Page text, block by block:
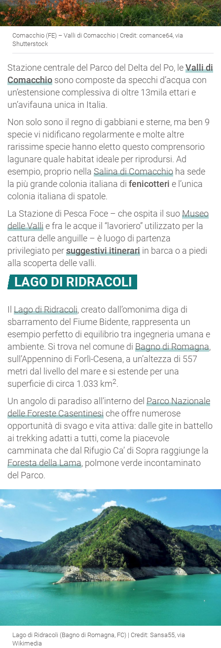
Comacchio (FE) – Valli di Comacchio | Credit: comance64, via
Shutterstock
Stazione centrale del Parco del Delta del Po, leValli di
Comacchio sono composte da specchi d’acqua con
un’estensione complessiva di oltre 13mila ettari e
un’avifauna unica in Italia.
Non solo sono il regno di gabbiani e sterne, ma ben 9
specie vi nidificano regolarmente e molte altre
rarissime specie hanno eletto questo comprensorio
lagunare quale habitat ideale per riprodursi. Ad
esempio, proprio nella Salina di Comacchio ha sede
la più grande colonia italiana di fenicotteri e l’unica
colonia italiana di spatole.
La Stazione di Pesca Foce – che ospita il suoMuseo
delle Vallie fra le acque il “lavoriero” utilizzato per la
cattura delle anguille – è luogo di partenza
privilegiato persuggestivi itinerari in barca o a piedi
alla scoperta delle valli.
LAGO DI RIDRACOLI
Il Lago di Ridracoli, creato dall’omonima diga di
sbarramento del Fiume Bidente, rappresenta un
esempio perfetto di equilibrio tra ingegneria umana e
ambiente. Si trova nel comune di Bagno di Romagna,
sull’Appennino di Forlì-Cesena, a un’altezza di 557
metri dal livello del mare e si estende per una
superficie di circa 1.033 km2.
Un angolo di paradiso all’interno del Parco Nazionale
delle Foreste Casentinesiche offre numerose
opportunità di svago e vita attiva: dalle gite in battello
ai trekking adatti a tutti, come la piacevole
camminata che dal Rifugio Ca’ di Sopra raggiunge la
Foresta della Lama, polmone verde incontaminato
del Parco.
Lago di Ridracoli (Bagno di Romagna, FC) | Credit: Sansa55, via
Wikimedia